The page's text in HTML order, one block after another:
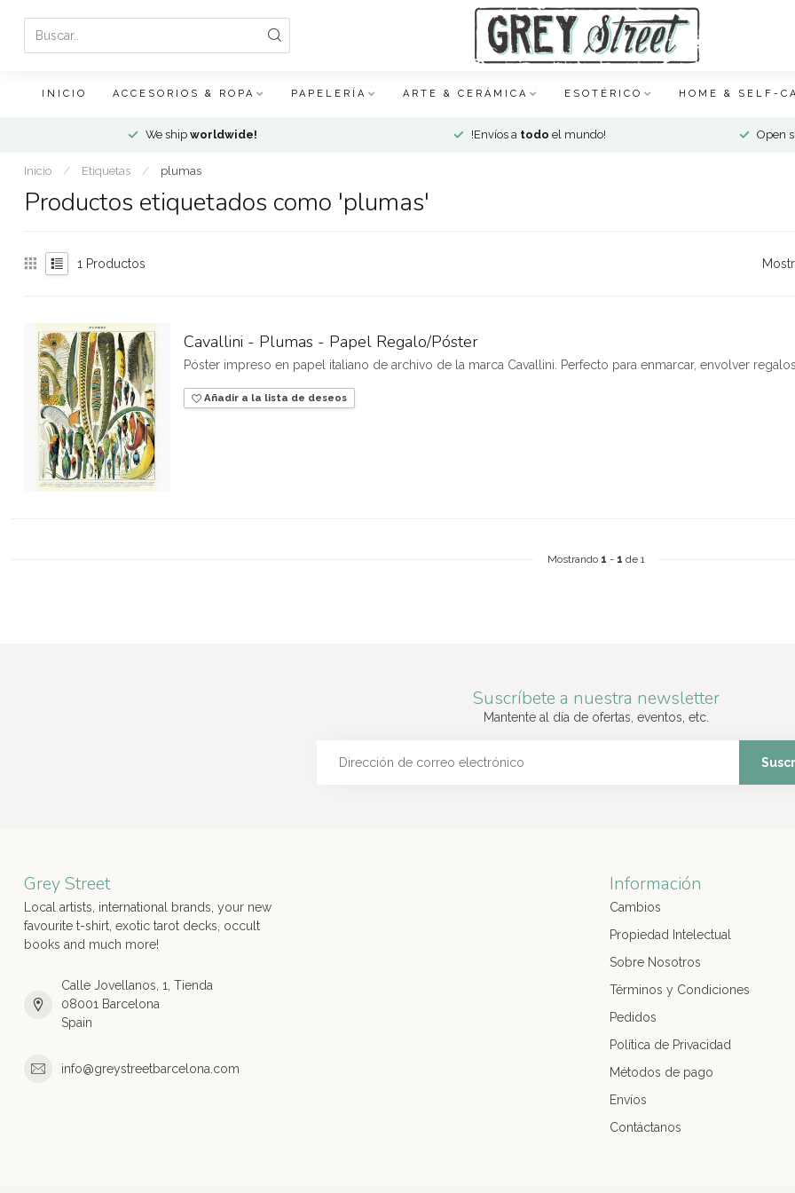
INICIO ACCESORIOS & ROPA PAPELERÍA ARTE & CERÁMICA ESOTÉRICO HOME & SELF-
We ship worldwide! !Envíos a todo el mundo! Open
Inicio / Etiquetas / plumas
Productos etiquetados como 'plumas'
1 Productos
Cavallini - Plumas - Papel Regalo/Póster
Póster impreso en papel italiano de archivo de la marca Cavallini. Perfecto para enmarcar, envolver
Añadir a la lista de deseos
Mostrando 1 - 1 de 1
Suscríbete a nuestra newsletter
Mantente al día de ofertas, eventos, etc.
Grey Street
Local artists, international brands, your new
favourite t-shirt, exotic tarot decks, occult
books and much more!
Calle Jovellanos, 1, Tienda
08001 Barcelona
Spain
info@greystreetbarcelona.com
Información
Cambios
Propiedad Intelectual
Sobre Nosotros
Términos y Condiciones
Pedidos
Política de Privacidad
Métodos de pago
Envíos
Contáctanos